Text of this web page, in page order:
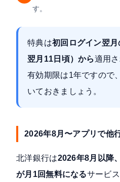
す。
特典は初回ログイン翌月
翌月11日頃）から適用
有効期限は1年ですので
いておきましょう。
2026年8月〜アプリで他
北洋銀行は2026年8月以降
が月1回無料になるサービ